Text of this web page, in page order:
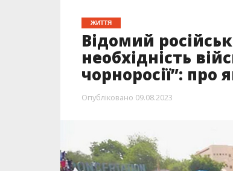
ЖИТТЯ
Відомий
необхідність
чорноросії”: про
Опубліковано 09.08.2023